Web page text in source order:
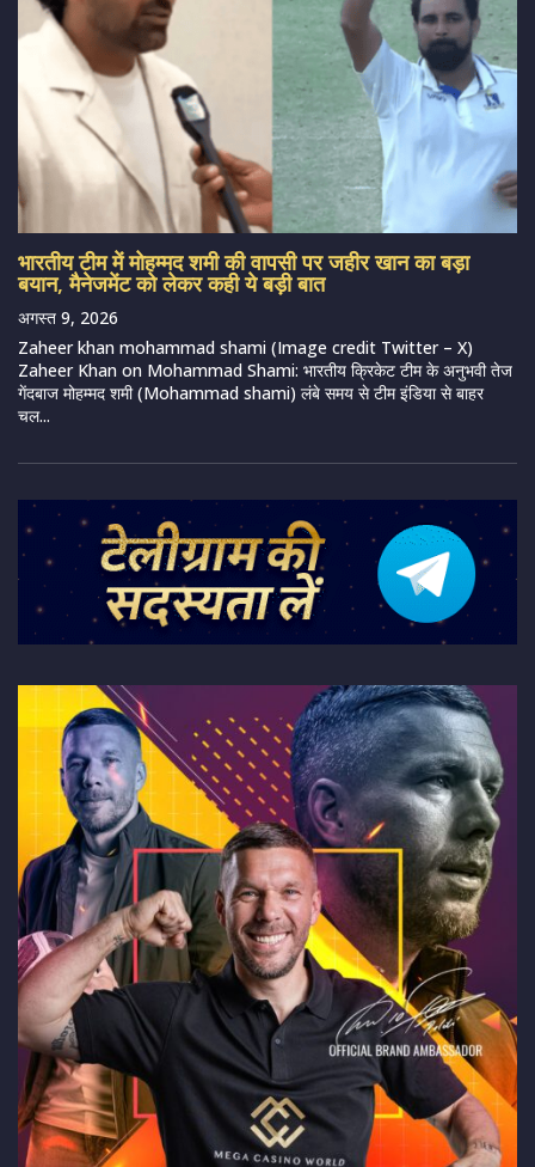
भारतीय टीम में मोहम्मद शमी की वापसी पर जहीर खान का बड़ा
बयान, मैनेजमेंट को लेकर कही ये बड़ी बात
अगस्त 9, 2026
Zaheer khan mohammad shami (Image credit Twitter – X)
Zaheer Khan on Mohammad Shami: भारतीय क्रिकेट टीम के अनुभवी तेज
गेंदबाज मोहम्मद शमी (Mohammad shami) लंबे समय से टीम इंडिया से बाहर
चल...